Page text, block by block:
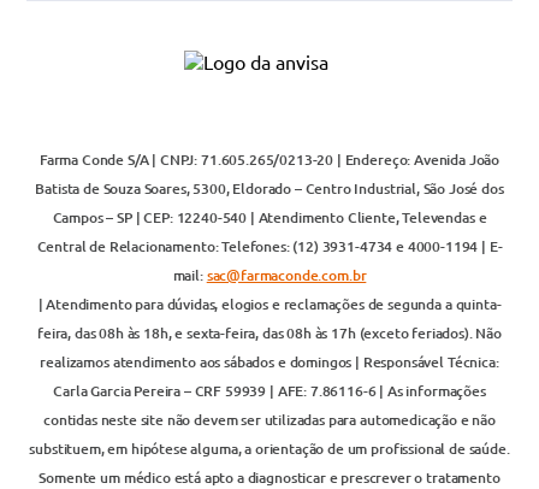
Farma Conde S/A | CNPJ: 71.605.265/0213-20 | Endereço: Avenida João
Batista de Souza Soares, 5300, Eldorado – Centro Industrial, São José dos
Campos – SP | CEP: 12240-540 | Atendimento Cliente, Televendas e
Central de Relacionamento: Telefones: (12) 3931-4734 e 4000-1194 | E-
mail:sac@farmaconde.com.br
| Atendimento para dúvidas, elogios e reclamações de segunda a quinta-
feira, das 08h às 18h, e sexta-feira, das 08h às 17h (exceto feriados). Não
realizamos atendimento aos sábados e domingos | Responsável Técnica:
Carla Garcia Pereira – CRF 59939 | AFE: 7.86116-6 | As informações
contidas neste site não devem ser utilizadas para automedicação e não
substituem, em hipótese alguma, a orientação de um profissional de saúde.
Somente um médico está apto a diagnosticar e prescrever o tratamento